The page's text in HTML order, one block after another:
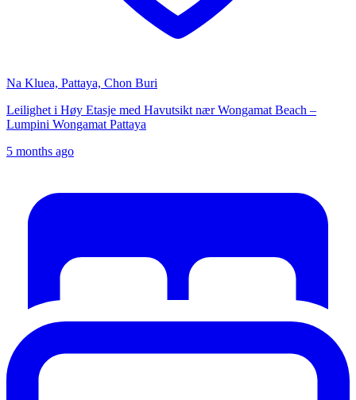
Na Kluea, Pattaya, Chon Buri
Leilighet i Høy Etasje med Havutsikt nær Wongamat Beach –
Lumpini Wongamat Pattaya
5 months ago